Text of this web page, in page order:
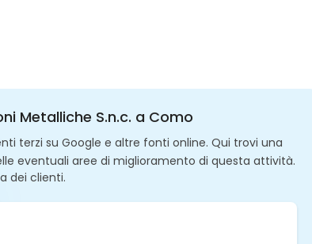
Metalliche S.n.c. a Como
terzi su Google e altre fonti online. Qui trovi una
eventuali aree di miglioramento di questa attività.
dei clienti.